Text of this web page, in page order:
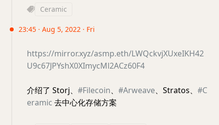
Ceramic
23:45 · Aug 5, 2022 · Fri
https://mirror.xyz/asmp.eth/LWQckvjXUxeIKH42
U9c67JPYshX0XImycMl2ACz60F4
介绍了 Storj、 #Filecoin、 #Arweave、Stratos、 #C
eramic 去中心化存储方案